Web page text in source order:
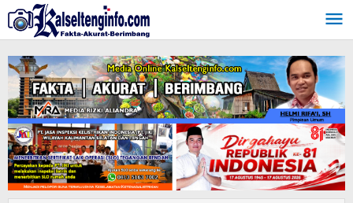
Lewati
ke
konten